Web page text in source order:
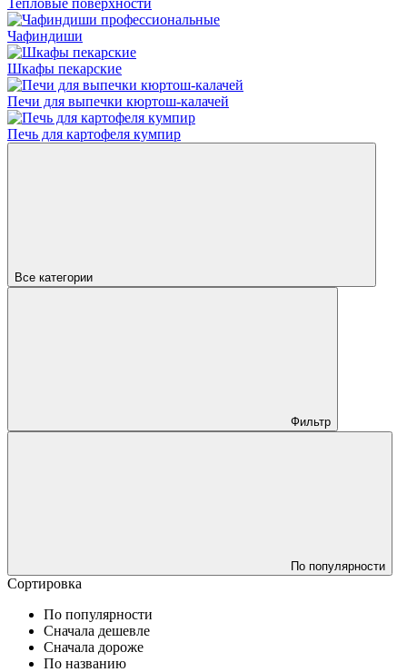
Чафиндиши
Шкафы пекарские
Печи для выпечки кюртош-калачей
Печь для картофеля кумпир
Все категории
Фильтр
По популярности
Сортировка
По популярности
Сначала дешевле
Сначала дороже
По названию